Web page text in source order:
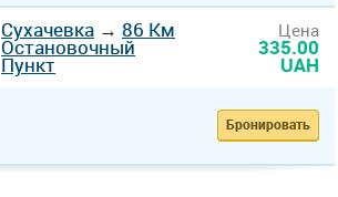
Сухачевка → 86 Км
Остановочный
Пункт
Цена
335.00
UAH
Бронировать